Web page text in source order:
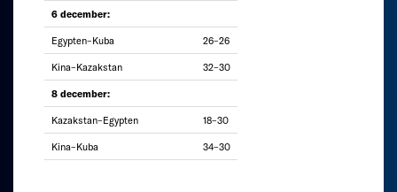
6 december:
Egypten–Kuba 26–26
Kina–Kazakstan 32–30
8 december:
Kazakstan–Egypten 18–30
Kina–Kuba 34–30